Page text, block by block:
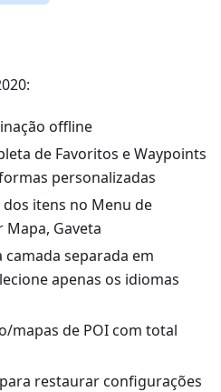
offline
de Favoritos e Waypoints
personalizadas
itens no Menu de
Gaveta
separada em
apenas os idiomas
mapas de POI com total
restaurar configurações